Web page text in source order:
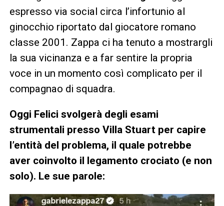
espresso via social circa l’infortunio al
ginocchio riportato dal giocatore romano
classe 2001. Zappa ci ha tenuto a mostrargli
la sua vicinanza e a far sentire la propria
voce in un momento così complicato per il
compagnao di squadra.
Oggi Felici svolgerà degli esami
strumentali presso Villa Stuart per capire
l’entità del problema, il quale potrebbe
aver coinvolto il legamento crociato (e non
solo). Le sue parole: